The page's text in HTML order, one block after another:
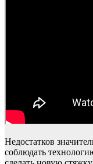
Недостатков
соблюдать